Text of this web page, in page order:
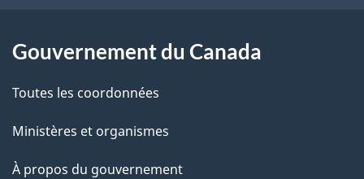
a
g
e
a
c
i
o
Gouvernement du Canada
Toutes les coordonnées
Ministères et organismes
À propos du gouvernement